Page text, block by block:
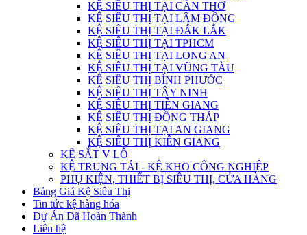
KỆ SIÊU THỊ TẠI CẦN THƠ
KỆ SIÊU THỊ TẠI LÂM ĐỒNG
KỆ SIÊU THỊ TẠI ĐẮK LẮK
KỆ SIÊU THỊ TẠI TPHCM
KỆ SIÊU THỊ TẠI LONG AN
KỆ SIÊU THỊ TẠI VŨNG TÀU
KỆ SIÊU THỊ BÌNH PHƯỚC
KỆ SIÊU THỊ TÂY NINH
KỆ SIÊU THỊ TIỀN GIANG
KỆ SIÊU THỊ ĐỒNG THÁP
KỆ SIÊU THỊ TẠI AN GIANG
KỆ SIÊU THỊ KIÊN GIANG
KỆ SẮT V LỖ
KỆ TRUNG TẢI - KỆ KHO CÔNG NGHIỆP
PHỤ KIỆN, THIẾT BỊ SIÊU THỊ, CỬA HÀNG
Bảng Giá Kệ Siêu Thị
Tin tức kệ hàng hóa
Dự Án Đã Hoàn Thành
Liên hệ